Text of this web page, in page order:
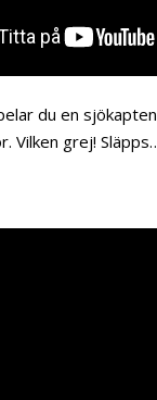
du en
Vilken grej!